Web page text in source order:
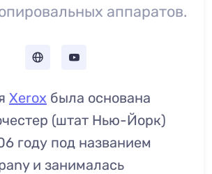
аппаратов.
Xerox была основана
(штат Нью-Йорк)
году под названием
и занималась